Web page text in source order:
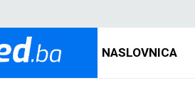
NASLOVNICA